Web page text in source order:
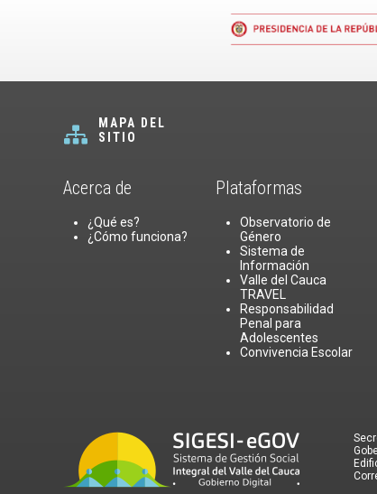
MAPA DEL
SITIO
Acerca de
¿Qué es?
¿Cómo funciona?
Plataformas
Observatorio de
Género
Sistema de
Información
Valle del Cauca
TRAVEL
Responsabilidad
Penal para
Adolescentes
Convivencia Escolar